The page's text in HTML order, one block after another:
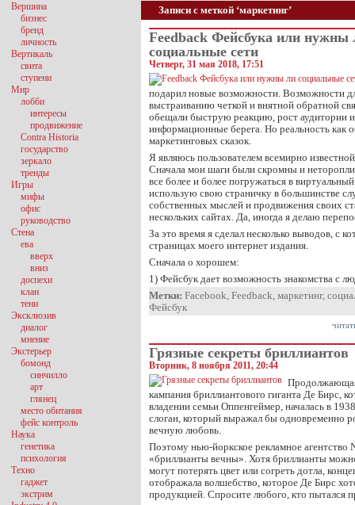
Записи с меткой ‘маркетинг’
Feedback Фейсбука или нужны
социальные сети
Четверг, 31 мая 2018, 17:51
подарил новые возможности. Возможности
выстраиванию четкой и внятной обратной
обещали быструю реакцию, рост аудитории
информационные берега. Но реальность как
маркетинговых сказок.
Я являюсь пользователем всемирно
Сначала мои шаги были скромны и
все более и более погружаться в
использую свою страничку в большинстве
собственных мыслей и продвижения своих
нескольких сайтах. Да, иногда я делаю
За это время я сделал несколько выводов, с
страницах моего интернет издания.
Сначала о хорошем:
1) Фейсбук дает возможность знакомства с
Метки: Facebook, Feedback, маркетинг,
Фейсбук
Грязные секреты бриллиантов
Вторник, 8 ноября 2011, 20:44
кампания бриллиантового гиганта Де Бирс,
владении семьи Оппенгеймер, началась в
слоган, который выражал бы одновременно
вечную любовь.
Поэтому нью-йоркское рекламное агентство
«бриллианты вечны». Хотя бриллианты
могут потерять цвет или согреть дотла,
отображала волшебство, которое Де Бирс
продукцией. Спросите любого, кто пытался
Вершина
бизнес
бренд
личность
Вертикаль
свита
ступени
Мир
лобби
интересы
продвижение
Contra Historia
государство
зеркало
тренды
Игры
мифы
офис
руководство
Стена
ева
вверх
вниз
доспехи
клан
тени
Эксклюзив
диалог
мнение
Экстерьер
бомонд
синчилло
арт
глянец
место обитания
фейс контроль
Наука
генетика
психология
Техно
гаджет
экстрим